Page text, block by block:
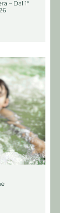
– Dal 1°